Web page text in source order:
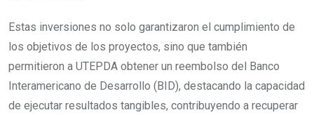
Estas inversiones no solo garantizaron el cumplimiento de
los objetivos de los proyectos, sino que también
permitieron a UTEPDA obtener un reembolso del Banco
Interamericano de Desarrollo (BID), destacando la capacidad
de ejecutar resultados tangibles, contribuyendo a recuperar